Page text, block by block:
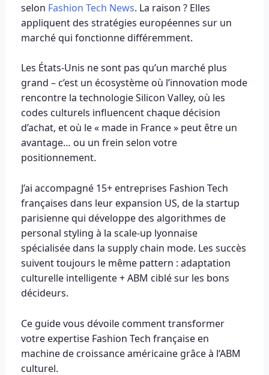
selon Fashion Tech News. La raison ? Elles
appliquent des stratégies européennes sur un
marché qui fonctionne différemment.
Les États-Unis ne sont pas qu’un marché plus
grand – c’est un écosystème où l’innovation mode
rencontre la technologie Silicon Valley, où les
codes culturels influencent chaque décision
d’achat, et où le « made in France » peut être un
avantage… ou un frein selon votre
positionnement.
J’ai accompagné 15+ entreprises Fashion Tech
françaises dans leur expansion US, de la startup
parisienne qui développe des algorithmes de
personal styling à la scale-up lyonnaise
spécialisée dans la supply chain mode. Les succès
suivent toujours le même pattern : adaptation
culturelle intelligente + ABM ciblé sur les bons
décideurs.
Ce guide vous dévoile comment transformer
votre expertise Fashion Tech française en
machine de croissance américaine grâce à l’ABM
culturel.